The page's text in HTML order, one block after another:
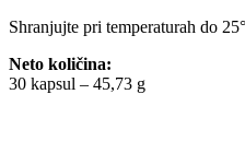
Shranjujte pri temperaturah do
Neto količina:
30 kapsul – 45,73 g